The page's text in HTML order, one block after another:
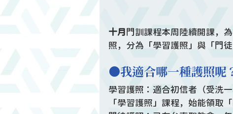
十月門訓課程本周陸續開課，
照，分為「學習護照」與「門
●我適合哪一種護照呢
學習護照：適合初信者（受洗
「學習護照」課程，始能領取